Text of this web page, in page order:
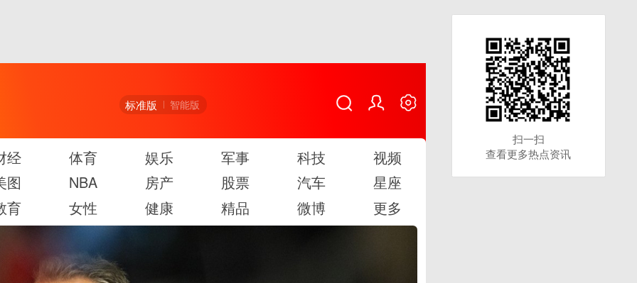
标准版 智能版
经 体育 娱乐 军事 科技
视频
图
NBA 房产 股票 汽车
星座
育
女性 健康 精品 微博 更多
扫一扫
查看更多热点资讯
扫一扫
查看更多热点资讯